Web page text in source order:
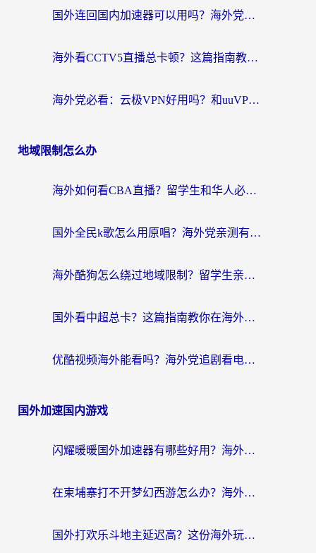
国外连回国内加速器可以用吗？海外党亲测实用指南，解决追剧游戏卡顿难题
海外看CCTV5直播总卡顿？这篇指南教你选对回国加速器，无缝刷国内资源
海外党必看：云极VPN好用吗？和uuVPN对比哪个回国效果更好？附真实体验+避坑指南
地域限制怎么办
海外如何看CBA直播？留学生和华人必看的无卡顿观赛指南
国外全民k歌怎么用原唱？海外党亲测有效的回国加速解决方案
海外酷狗怎么绕过地域限制？留学生亲测有效的回国加速器选择指南
国外看中超总卡？这篇指南教你在海外流畅看体育赛事+中文解说（附避坑技巧）
优酷视频海外能看吗？海外党追剧看电影的终极解决方案来了
国外加速国内游戏
闪耀暖暖国外加速器有哪些好用？海外党亲测的国服游戏加速终极指南
在柬埔寨打不开梦幻西游怎么办？海外玩家国服游戏加速终极指南
国外打欢乐斗地主延迟高？这份海外玩家国服游戏加速指南帮你解决卡顿烦恼